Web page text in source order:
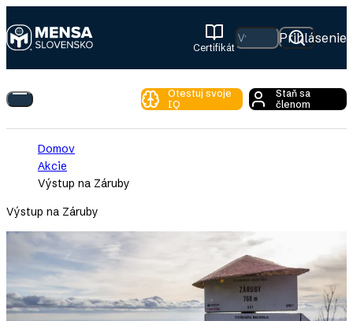
to
main
content
Certifikát
Hľadať Prihlásenie
Toggle
Otestuj svoje
IQ
Staň sa
členom
Breadcrumb
Domov
Akcie
Výstup na Záruby
Výstup na Záruby